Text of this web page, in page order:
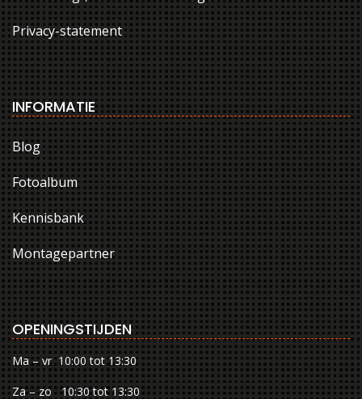
Privacy-statement
INFORMATIE
Blog
Fotoalbum
Kennisbank
Montagepartner
OPENINGSTIJDEN
Ma – vr 10:00 tot 13:30
Za – zo 10:30 tot 13:30